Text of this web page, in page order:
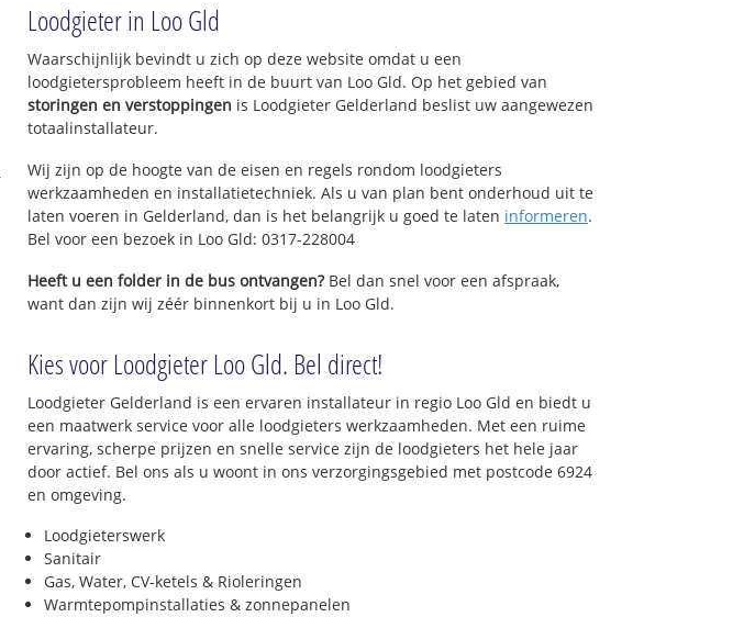
Loodgieter in Loo Gld
Waarschijnlijk bevindt u zich op deze website omdat u een
loodgietersprobleem heeft in de buurt van Loo Gld. Op het gebied van
storingen en verstoppingen is Loodgieter Gelderland beslist uw aangewezen
totaalinstallateur.
Wij zijn op de hoogte van de eisen en regels rondom loodgieters
werkzaamheden en installatietechniek. Als u van plan bent onderhoud uit te
laten voeren in Gelderland, dan is het belangrijk u goed te laten informeren.
Bel voor een bezoek in Loo Gld: 0317-228004
Heeft u een folder in de bus ontvangen?Bel dan snel voor een afspraak,
want dan zijn wij zéér binnenkort bij u in Loo Gld.
Kies voor Loodgieter Loo Gld. Bel direct!
Loodgieter Gelderland is een ervaren installateur in regio Loo Gld en biedt u
een maatwerk service voor alle loodgieters werkzaamheden. Met een ruime
ervaring, scherpe prijzen en snelle service zijn de loodgieters het hele jaar
door actief. Bel ons als u woont in ons verzorgingsgebied met postcode 6924
en omgeving.
Loodgieterswerk
Sanitair
Gas, Water, CV-ketels & Rioleringen
Warmtepompinstallaties & zonnepanelen